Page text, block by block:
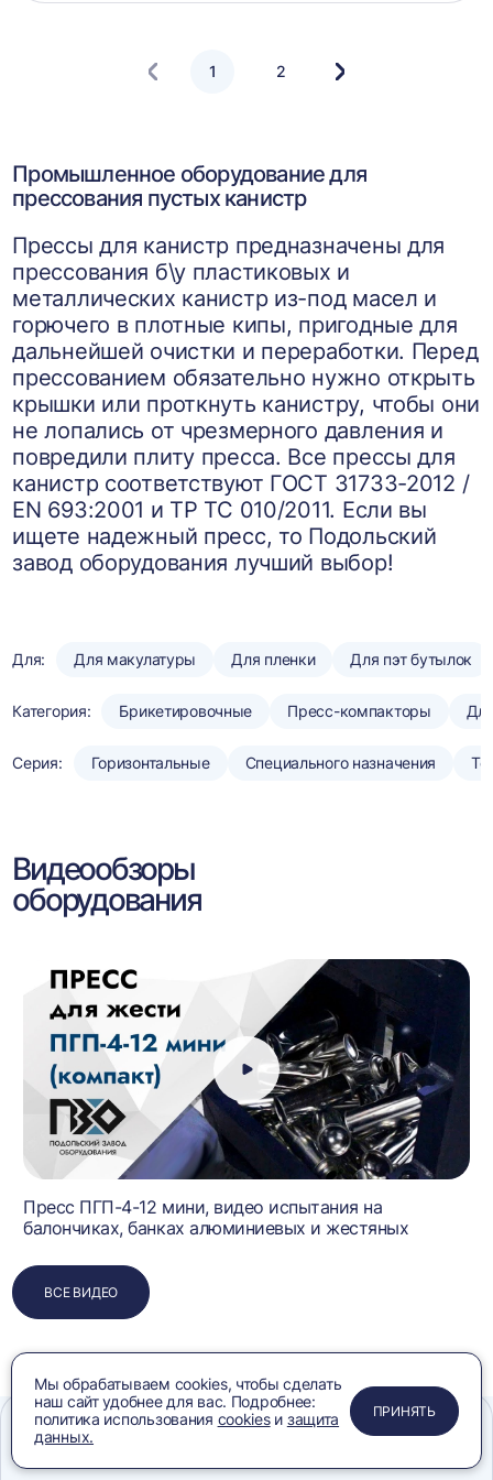
1 2
Следующая
Промышленное оборудование для
прессования пустых канистр
Прессы для канистр предназначены для
прессования б\у пластиковых и
металлических канистр из-под масел и
горючего в плотные кипы, пригодные для
дальнейшей очистки и переработки. Перед
прессованием обязательно нужно открыть
крышки или проткнуть канистру, чтобы они
не лопались от чрезмерного давления и
повредили плиту пресса. Все прессы для
канистр соответствуют ГОСТ 31733-2012 /
EN 693:2001 и ТР ТС 010/2011. Если вы
ищете надежный пресс, то Подольский
завод оборудования лучший выбор!
Для: Для макулатуры Для пленки Для пэт бутылок
Категория: Брикетировочные Пресс-компакторы
Серия: Горизонтальные Специального назначения
Видеообзоры
оборудования
Пресс ПГП-4-12 мини, видео испытания на
балончиках, банках алюминиевых и жестяных
ВСЕ ВИДЕО
ПРИМЕНИТЬ
ЗАКРЫТЬ
ЗАКРЫТЬ
ЗАКРЫТЬ
Мы обрабатываем cookies, чтобы сделать
наш сайт удобнее для вас. Подробнее:
политика использования cookiesи защита
данных.
ПРИНЯТЬ